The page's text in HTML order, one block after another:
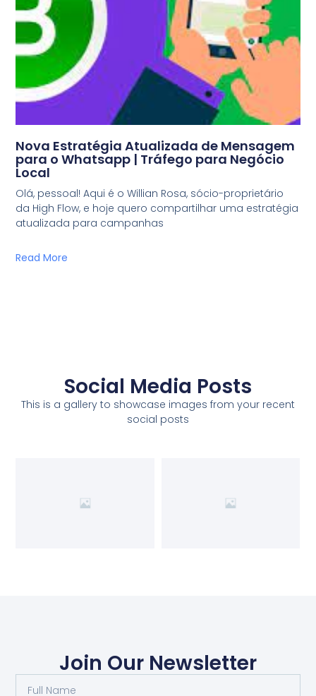
Nova Estratégia Atualizada de Mensagem
para o Whatsapp | Tráfego para Negócio
Local
Olá, pessoal! Aqui é o Willian Rosa, sócio-proprietário
da High Flow, e hoje quero compartilhar uma estratégia
atualizada para campanhas
Read More
Social Media Posts
This is a gallery to showcase images from your recent
social posts
Join Our Newsletter